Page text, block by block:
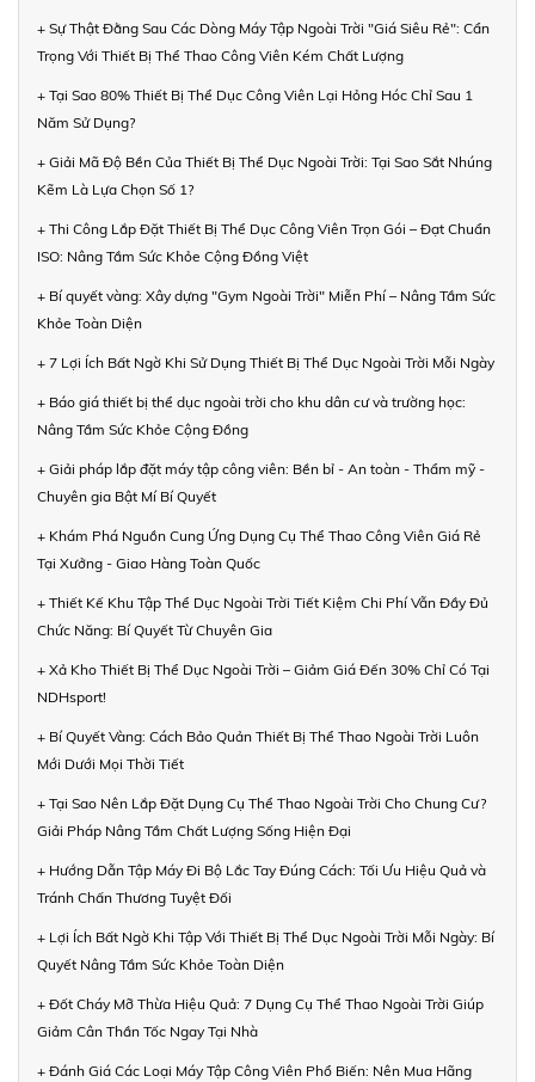
+ Sự Thật Đằng Sau Các Dòng Máy Tập Ngoài Trời "Giá Siêu Rẻ": Cẩn
Trọng Với Thiết Bị Thể Thao Công Viên Kém Chất Lượng
+ Tại Sao 80% Thiết Bị Thể Dục Công Viên Lại Hỏng Hóc Chỉ Sau 1
Năm Sử Dụng?
+ Giải Mã Độ Bền Của Thiết Bị Thể Dục Ngoài Trời: Tại Sao Sắt Nhúng
Kẽm Là Lựa Chọn Số 1?
+ Thi Công Lắp Đặt Thiết Bị Thể Dục Công Viên Trọn Gói – Đạt Chuẩn
ISO: Nâng Tầm Sức Khỏe Cộng Đồng Việt
+ Bí quyết vàng: Xây dựng "Gym Ngoài Trời" Miễn Phí – Nâng Tầm Sức
Khỏe Toàn Diện
+ 7 Lợi Ích Bất Ngờ Khi Sử Dụng Thiết Bị Thể Dục Ngoài Trời Mỗi Ngày
+ Báo giá thiết bị thể dục ngoài trời cho khu dân cư và trường học:
Nâng Tầm Sức Khỏe Cộng Đồng
+ Giải pháp lắp đặt máy tập công viên: Bền bỉ - An toàn - Thẩm mỹ -
Chuyên gia Bật Mí Bí Quyết
+ Khám Phá Nguồn Cung Ứng Dụng Cụ Thể Thao Công Viên Giá Rẻ
Tại Xưởng - Giao Hàng Toàn Quốc
+ Thiết Kế Khu Tập Thể Dục Ngoài Trời Tiết Kiệm Chi Phí Vẫn Đầy Đủ
Chức Năng: Bí Quyết Từ Chuyên Gia
+ Xả Kho Thiết Bị Thể Dục Ngoài Trời – Giảm Giá Đến 30% Chỉ Có Tại
NDHsport!
+ Bí Quyết Vàng: Cách Bảo Quản Thiết Bị Thể Thao Ngoài Trời Luôn
Mới Dưới Mọi Thời Tiết
+ Tại Sao Nên Lắp Đặt Dụng Cụ Thể Thao Ngoài Trời Cho Chung Cư?
Giải Pháp Nâng Tầm Chất Lượng Sống Hiện Đại
+ Hướng Dẫn Tập Máy Đi Bộ Lắc Tay Đúng Cách: Tối Ưu Hiệu Quả và
Tránh Chấn Thương Tuyệt Đối
+ Lợi Ích Bất Ngờ Khi Tập Với Thiết Bị Thể Dục Ngoài Trời Mỗi Ngày: Bí
Quyết Nâng Tầm Sức Khỏe Toàn Diện
+ Đốt Cháy Mỡ Thừa Hiệu Quả: 7 Dụng Cụ Thể Thao Ngoài Trời Giúp
Giảm Cân Thần Tốc Ngay Tại Nhà
+ Đánh Giá Các Loại Máy Tập Công Viên Phổ Biến: Nên Mua Hãng